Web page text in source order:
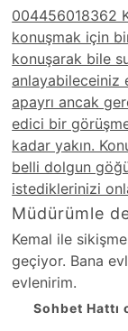
004456018362
konuşmak için
konuşarak bile
anlayabileceiniz
apayrı ancak
edici bir
kadar yakın.
belli dolgun
istediklerinizi
Müdürümle
Kemal ile
geçiyor. Bana
evlenirim.
Sohbet Hattı